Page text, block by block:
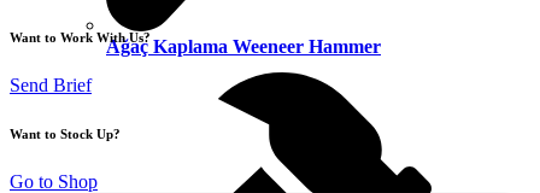
Ağaç Kaplama Weeneer Hammer
Want to Work With Us?
Send Brief
Want to Stock Up?
Go to Shop